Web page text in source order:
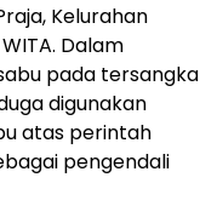
Kelurahan
Dalam
pada tersangka
digunakan
atas perintah
pengendali